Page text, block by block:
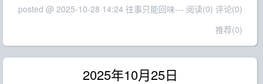
posted @ 2025-10-28 14:24 往事只能回味--- 阅读(0) 评论(0)
推荐(0)
2025年10月25日